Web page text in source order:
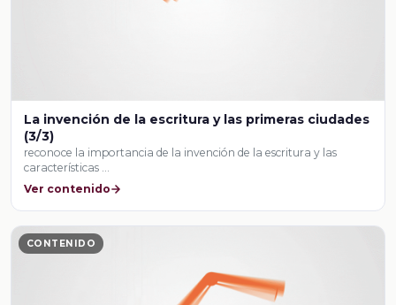
La invención de la escritura y las primeras ciudades
(3/3)
reconoce la importancia de la invención de la escritura y las
características …
Ver contenido
CONTENIDO